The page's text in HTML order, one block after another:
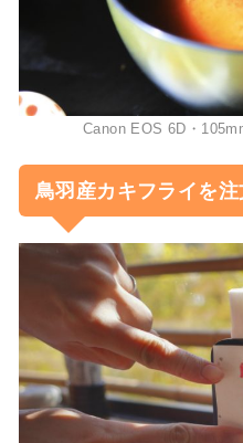
Canon EOS 6D・
鳥羽産カキフライを注